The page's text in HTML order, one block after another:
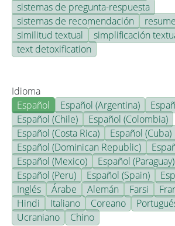
sistemas de pregunta-respuesta
sistemas de recomendación
similitud textual
simplificación
text detoxification
Idioma
Español
Español (Argentina)
Español (Chile)
Español (Colombia)
Español (Costa Rica)
Español (Cuba)
Español (Dominican Republic)
Español (Mexico)
Español (Paraguay)
Español (Peru)
Español (Spain)
Inglés
Árabe Alemán Farsi
Hindi
Italiano Coreano
Ucraniano
Chino